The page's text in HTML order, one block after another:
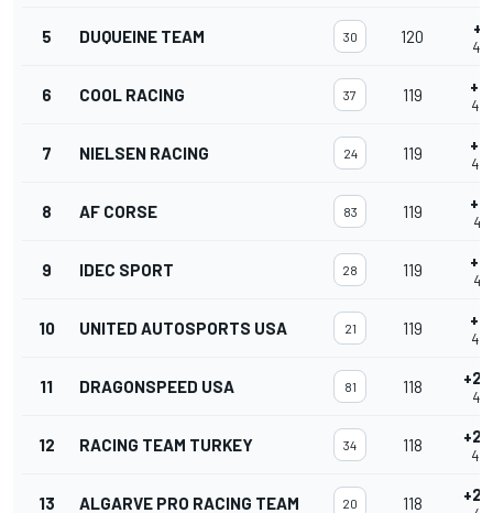
5 DUQUEINE TEAM 30 120
6 COOL RACING 37 119 +1
7 NIELSEN RACING 24 119 +1
8 AF CORSE 83 119 +1
9 IDEC SPORT 28 119 +1
10 UNITED AUTOSPORTS USA 21 119 +1
11 DRAGONSPEED USA 81 118 +2
12 RACING TEAM TURKEY 34 118 +2
13 ALGARVE PRO RACING TEAM 20 118 +2